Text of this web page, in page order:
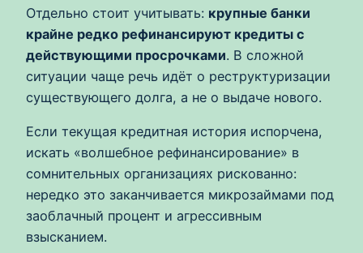
Отдельно стоит учитывать: крупные банки
крайне редко рефинансируют кредиты с
действующими просрочками. В сложной
ситуации чаще речь идёт о реструктуризации
существующего долга, а не о выдаче нового.
Если текущая кредитная история испорчена,
искать «волшебное рефинансирование» в
сомнительных организациях рискованно:
нередко это заканчивается микрозаймами под
заоблачный процент и агрессивным
взысканием.